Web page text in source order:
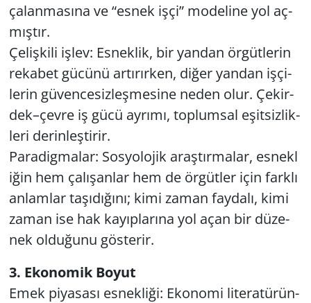
ça­lan­ma­sı­na ve “esnek işçi” mo­de­li­ne yol aç­
mış­tır.
Çe­liş­ki­li işlev: Es­nek­lik, bir yan­dan ör­güt­le­rin
re­ka­bet gü­cü­nü ar­tı­rır­ken, diğer yan­dan iş­çi­
le­rin gü­ven­ce­siz­leş­me­si­ne neden olur. Çe­kir­
dek–çevre iş gücü ay­rı­mı, top­lum­sal eşit­siz­lik­
le­ri de­rin­leş­ti­rir.
Pa­ra­dig­ma­lar: Sos­yo­lo­jik araş­tır­ma­lar, es­nek­l
i­ğin hem ça­lı­şan­lar hem de ör­güt­ler için fark­lı
an­lam­lar ta­şı­dı­ğı­nı; kimi zaman fay­da­lı, kimi
zaman ise hak ka­yıp­la­rı­na yol açan bir dü­ze­
nek ol­du­ğu­nu gös­te­rir.
3. Eko­no­mik Boyut
Emek pi­ya­sa­sı es­nek­li­ği: Eko­no­mi li­te­ra­tü­rün­